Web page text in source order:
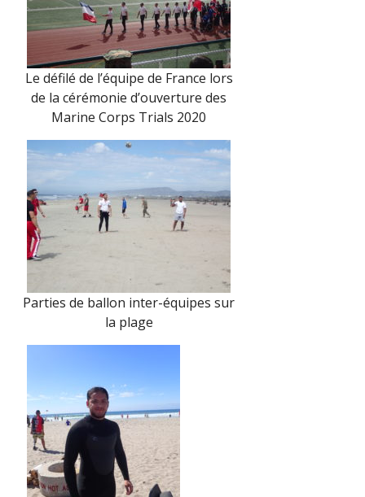
Le défilé de l’équipe de France lors
de la cérémonie d’ouverture des
Marine Corps Trials 2020
Parties de ballon inter-équipes sur
la plage